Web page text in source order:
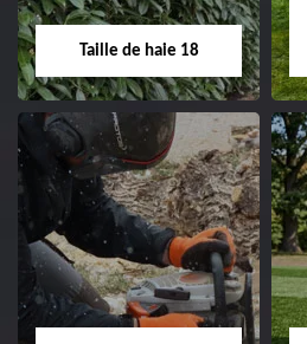
Taille de haie 18
Taille de haie 18
Entreprise taille de haie
18 Cher tel:
02.52.56.49.40